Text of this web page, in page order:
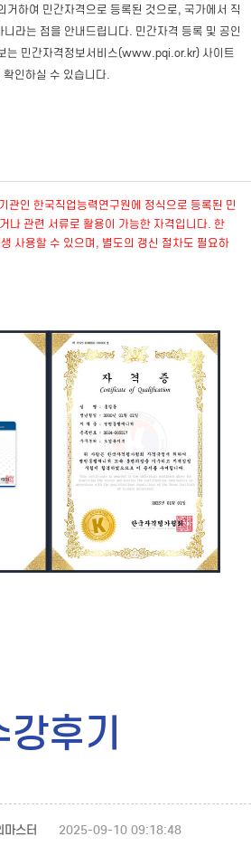
하여 민간자격으로 등록된 것으로, 국가에서 직
라는 점을 안내드립니다. 민간자격 등록 및 공인
는 민간자격정보서비스(www.pqi.or.kr) 사이트
확인하실 수 있습니다.
관인 한국직업능력연구원에 정식으로 등록된 민
나 관련 서류로 활용이 가능한 자격입니다. 한
사용할 수 있으며, 별도의 갱신 절차도 필요하
강후기
마스터 2025-09-10 09:18:48